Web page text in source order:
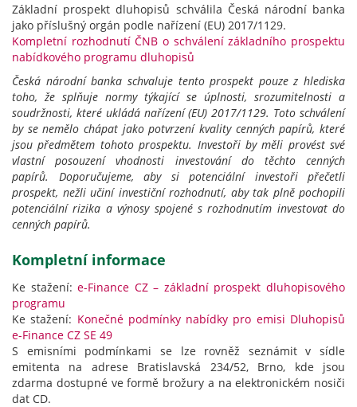
Základní prospekt dluhopisů schválila Česká národní banka
jako příslušný orgán podle nařízení (EU) 2017/1129.
Kompletní rozhodnutí ČNB o schválení základního prospektu
nabídkového programu dluhopisů
Česká národní banka schvaluje tento prospekt pouze z hlediska
toho, že splňuje normy týkající se úplnosti, srozumitelnosti a
soudržnosti, které ukládá nařízení (EU) 2017/1129. Toto schválení
by se nemělo chápat jako potvrzení kvality cenných papírů, které
jsou předmětem tohoto prospektu. Investoři by měli provést své
vlastní posouzení vhodnosti investování do těchto cenných
papírů. Doporučujeme, aby si potenciální investoři přečetli
prospekt, nežli učiní investiční rozhodnutí, aby tak plně pochopili
potenciální rizika a výnosy spojené s rozhodnutím investovat do
cenných papírů.
Kompletní informace
Ke stažení:e-Finance CZ – základní prospekt dluhopisového
programu
Ke stažení: Konečné podmínky nabídky pro emisi Dluhopisů
e-Finance CZ SE 49
S emisními podmínkami se lze rovněž seznámit v sídle
emitenta na adrese Bratislavská 234/52, Brno, kde jsou
zdarma dostupné ve formě brožury a na elektronickém nosiči
dat CD.